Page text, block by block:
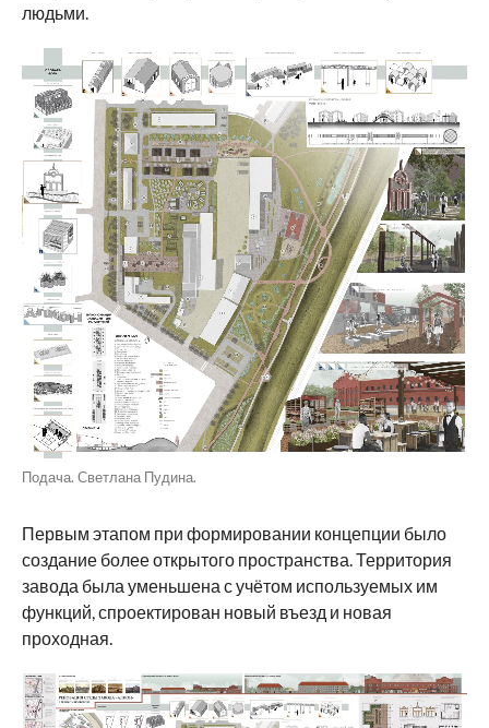
людьми.
Подача. Светлана Пудина.
Первым этапом при формировании концепции было
создание более открытого пространства. Территория
завода была уменьшена с учётом используемых им
функций, спроектирован новый въезд и новая
проходная.